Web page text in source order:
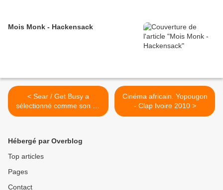
Mois Monk - Hackensack
< Sear / Get Busy a
sélectionné comme son du
jour... Semaine "Disco/Funk
Cinéma africain. Yopougon
- Clap Ivoire 2010 >
Hébergé par Overblog
Top articles
Pages
Contact